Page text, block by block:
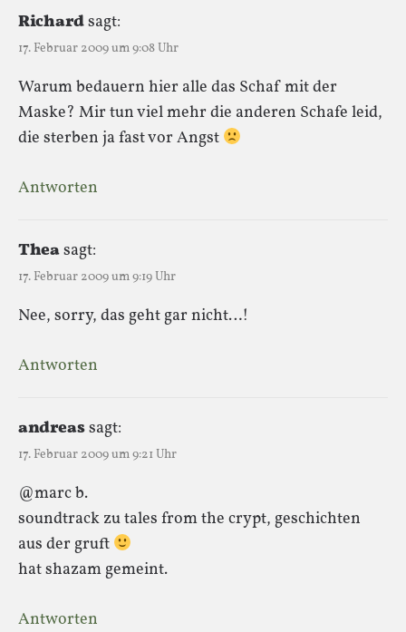
Richardsagt:
17. Februar 2009 um 9:08 Uhr
Warum bedauern hier alle das Schaf mit der
Maske? Mir tun viel mehr die anderen Schafe leid,
die sterben ja fast vor Angst
Antworten
Theasagt:
17. Februar 2009 um 9:19 Uhr
Nee, sorry, das geht gar nicht…!
Antworten
andreassagt:
17. Februar 2009 um 9:21 Uhr
@marc b.
soundtrack zu tales from the crypt, geschichten
aus der gruft
hat shazam gemeint.
Antworten